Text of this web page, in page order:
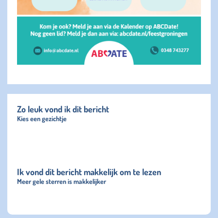
Zo leuk vond ik dit bericht
Kies een gezichtje
Ik vond dit bericht makkelijk om te lezen
Meer gele sterren is makkelijker